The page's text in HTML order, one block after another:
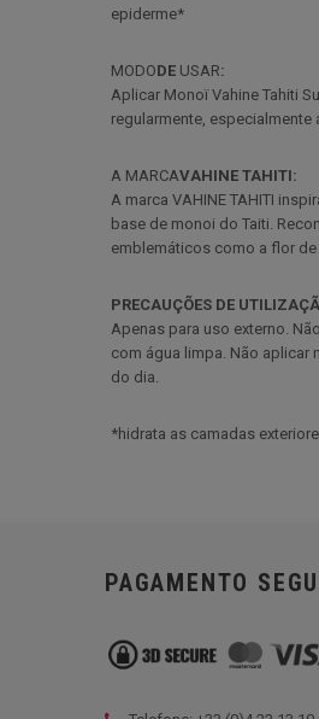
epiderme*
MODODE USAR:
Aplicar Monoï Vahine Tahiti
regularmente, especialmente
A MARCAVAHINE TAHITI:
A marca VAHINE TAHITI
base de monoi do Taiti.
emblemáticos como a flor
PRECAUÇÕES DE
Apenas para uso externo.
com água limpa. Não aplicar
do dia.
*hidrata as camadas
PAGAMENTO